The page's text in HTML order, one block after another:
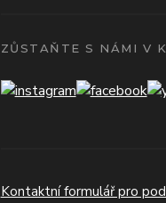
ZŮSTAŇTE S NÁMI V
Kontaktní formulář pro